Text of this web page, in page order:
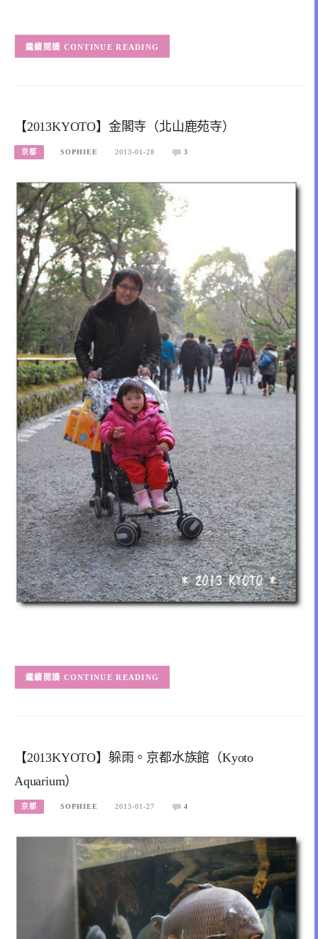
CONTINUE READING
【2013KYOTO】金閣寺（北山鹿苑寺）
京都 SOPHIEE 2013-01-28 3
CONTINUE READING
【2013KYOTO】躲雨。京都水族館（Kyoto
Aquarium）
京都 SOPHIEE 2013-01-27 4